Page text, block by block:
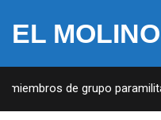
EL
de grupo paramilitar